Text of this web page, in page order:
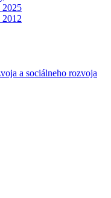
2025
a sociálneho rozvoja